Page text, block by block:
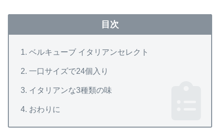
目次
ベルキューブ イタリアンセレクト
一口サイズで24個入り
イタリアンな3種類の味
おわりに